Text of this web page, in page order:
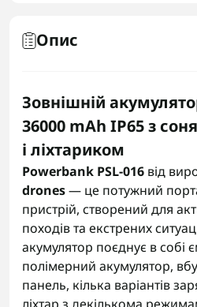
Опис
Зовнішній
36000 mAh IP65 з
і ліхтариком
Powerbank PSL-016 від
drones— це потужний
пристрій, створений для
походів та екстрених
акумулятор поєднує в собі
полімерний акумулятор,
панель, кілька варіантів